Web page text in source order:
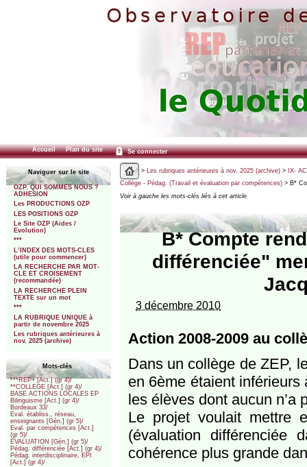
Accueil Plan du site Se connecter
Naviguer sur le site
OZP. QUI SOMMES NOUS ?
ADHESION
Les PRODUCTIONS OZP
LES POSITIONS OZP
Le Site OZP (Aides /
Evolution)
***
L’INDEX DES MOTS-CLES
(utile pour commencer)
LA RECHERCHE PAR MOT-
CLE ET CROISEMENT
(recommandée)
LA RECHERCHE PLEIN
TEXTE sur un mot
***
LA RUBRIQUE UNIQUE à
partir de novembre 2025
Les rubriques antérieures à
nov. 2025 (archive)
Mots-clés
***REP+ [Act.] (gr 4)/
**COLLEGE [Act.] (gr 4)/
BASE ACTIONS LOCALES EP
Bilinguisme [Act.] (gr 4)/
Bordeaux 33/
Eval. établiss., réseau,
enseignants [Gén.] (gr 5)/
Eval. par compétences [Act.]
(gr 5)/
EVALUATION [Gén.] (gr 5)/
Pédag. différenciée [Act.] (gr 4)/
Pédag. interdisciplinaire, EPI
[Act.] (gr 4)/
> Les rubriques antérieures à nov. 2025 (archive)> IX-
Collège - Pédag. (Travail et évaluation par compétences)> B*
Voir à gauche les mots-clés liés à cet article
B* Compte
différenciée"
3 décembre 2010
Action 2008-2009 au
Dans un collège de ZEP,
en 6ème étaient
les élèves dont aucun n’a
Le projet voulait mettre
(évaluation différenciée
cohérence plus grande